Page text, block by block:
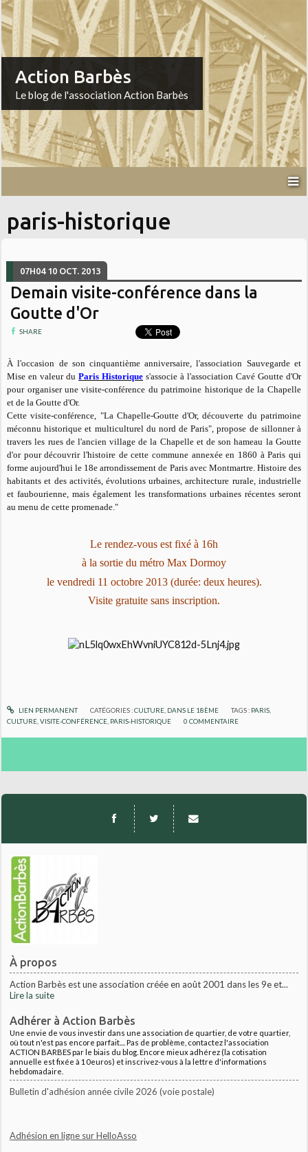
À propos
Action Barbès est une association créée en août 2001 dans les 9e et...
Lire la suite
Adhérer à Action Barbès
Une envie de vous investir dans une association de quartier, de votre quartier,
où tout n'est pas encore parfait.... Pas de problème, contactez l'association
ACTION BARBES par le biais du blog. Encore mieux adhérez (la cotisation
annuelle est fixée à 10euros) et inscrivez-vous à la lettre d'informations
hebdomadaire.
Bulletin d'adhésion année civile 2026 (voie postale)
Adhésion en ligne sur HelloAsso
Action Barbès
Le blog de l'association Action Barbès
paris-historique
07H04 10 OCT. 2013
Demain visite-conférence dans la
Goutte d'Or
SHARE
À l'occasion de son cinquantième anniversaire, l'association Sauvegarde et
Mise en valeur duParis Historique s'associe à l'association Cavé Goutte d'Or
pour organiser une visite-conférence du patrimoine historique de la Chapelle
et de la Goutte d'Or.
Cette visite-conférence, "La Chapelle-Goutte d'Or, découverte du patrimoine
méconnu historique et multiculturel du nord de Paris", propose de sillonner à
travers les rues de l'ancien village de la Chapelle et de son hameau la Goutte
d'or pour découvrir l'histoire de cette commune annexée en 1860 à Paris qui
forme aujourd'hui le 18e arrondissement de Paris avec Montmartre. Histoire des
habitants et des activités, évolutions urbaines, architecture rurale, industrielle
et faubourienne, mais également les transformations urbaines récentes seront
au menu de cette promenade."
Le rendez-vous est fixé à 16h
à la sortie du métro Max Dormoy
le vendredi 11 octobre 2013 (durée: deux heures).
Visite gratuite sans inscription.
LIEN PERMANENT CATÉGORIES :CULTURE, DANS LE 18ÈME TAGS : PARIS
CULTURE ,VISITE-CONFÉRENCE PARIS-HISTORIQUE 0 COMMENTAIRE